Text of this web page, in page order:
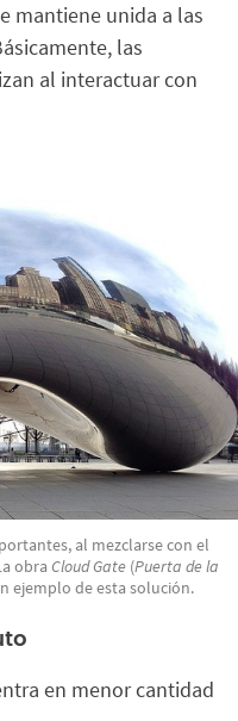
mantiene unida a las
las
al interactuar con
al mezclarse con el
obra Cloud Gate (Puerta de la
ejemplo de esta solución.
en menor cantidad